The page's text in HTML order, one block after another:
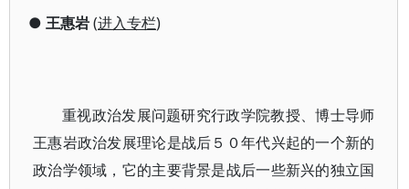
● 王惠岩(进入专栏)
重视政治发展问题研究行政学院教授、博士导师
王惠岩政治发展理论是战后５０年代兴起的一个新的
政治学领域，它的主要背景是战后一些新兴的独立国